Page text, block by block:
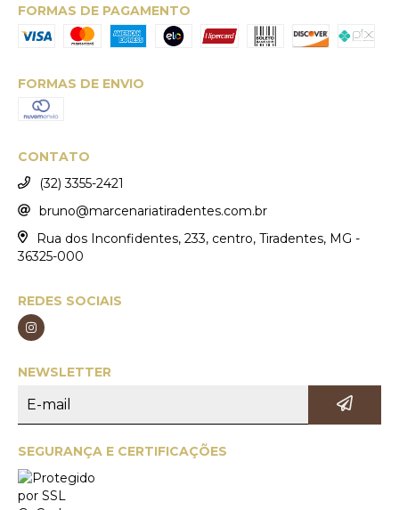
FORMAS DE PAGAMENTO
FORMAS DE ENVIO
CONTATO
(32) 3355-2421
bruno@marcenariatiradentes.com.br
Rua dos Inconfidentes, 233, centro, Tiradentes, MG -
36325-000
REDES SOCIAIS
NEWSLETTER
SEGURANÇA E CERTIFICAÇÕES